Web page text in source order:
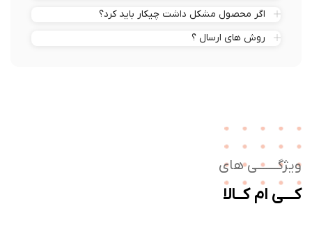
اگر محصول مشکل داشت چیکار باید کرد؟
روش های ارسال ؟
های
ام کــالا